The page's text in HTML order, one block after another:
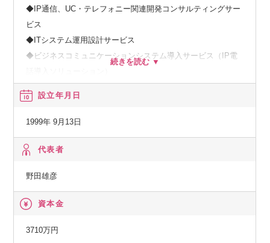
◆IP通信、UC・テレフォニー関連開発コンサルティングサー
ビス
◆ITシステム運用設計サービス
◆ビジネスコミュニケーションシステム導入サービス（IP電
サービス
◆ECサイトコンサルティングサービス
【システム開発サービス】
【システムオペレーションサービス】
◆インフラ運用・監視サービス、サポート・ヘルプデスク
設立年月日
1999年 9月13日
代表者
野田雄彦
資本金
3710万円